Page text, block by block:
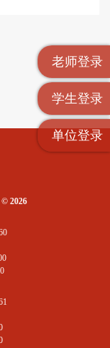
老师登录
学生登录
单位登录
2026